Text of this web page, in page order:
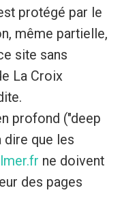
protégé par le
même partielle,
site sans
La Croix
profond ("deep
dire que les
ne doivent
des pages